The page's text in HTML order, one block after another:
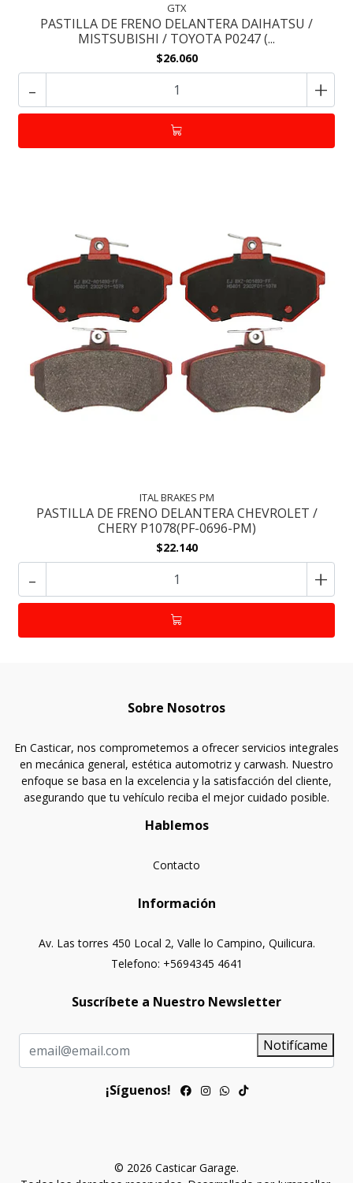
GTX
PASTILLA DE FRENO DELANTERA DAIHATSU /
MISTSUBISHI / TOYOTA P0247 (...
$26.060
- +
ITAL BRAKES PM
PASTILLA DE FRENO DELANTERA CHEVROLET /
CHERY P1078(PF-0696-PM)
$22.140
- +
Sobre Nosotros
En Casticar, nos comprometemos a ofrecer servicios integrales
en mecánica general, estética automotriz y carwash. Nuestro
enfoque se basa en la excelencia y la satisfacción del cliente,
asegurando que tu vehículo reciba el mejor cuidado posible.
Hablemos
Contacto
Información
Av. Las torres 450 Local 2, Valle lo Campino, Quilicura.
Telefono: +5694345 4641
Suscríbete a Nuestro Newsletter
Notifícame
¡Síguenos!
© 2026 Casticar Garage.